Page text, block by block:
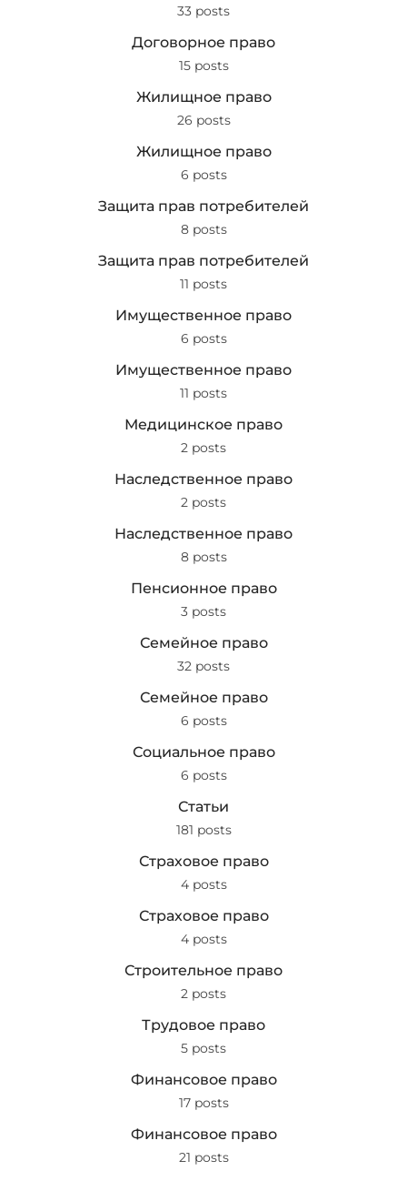
33 posts
Договорное право
15 posts
Жилищное право
26 posts
Жилищное право
6 posts
Защита прав потребителей
8 posts
Защита прав потребителей
11 posts
Имущественное право
6 posts
Имущественное право
11 posts
Медицинское право
2 posts
Наследственное право
2 posts
Наследственное право
8 posts
Пенсионное право
3 posts
Семейное право
32 posts
Семейное право
6 posts
Социальное право
6 posts
Статьи
181 posts
Страховое право
4 posts
Страховое право
4 posts
Строительное право
2 posts
Трудовое право
5 posts
Финансовое право
17 posts
Финансовое право
21 posts